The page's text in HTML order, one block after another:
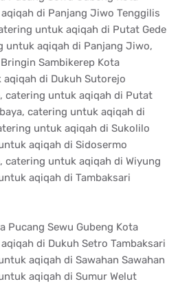
di Panjang Jiwo Tenggilis
untuk aqiqah di Putat Gede
untuk aqiqah di Panjang Jiwo,
Sambikerep Kota
di Dukuh Sutorejo
catering untuk aqiqah di Putat
catering untuk aqiqah di
untuk aqiqah di Sukolilo
aqiqah di Sidosermo
catering untuk aqiqah di Wiyung
aqiqah di Tambaksari
Pucang Sewu Gubeng Kota
di Dukuh Setro Tambaksari
aqiqah di Sawahan Sawahan
aqiqah di Sumur Welut